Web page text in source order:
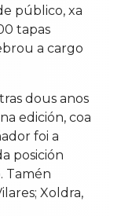
público, xa
tapas
a cargo
dous anos
edición, coa
foi a
posición
Tamén
Xoldra,